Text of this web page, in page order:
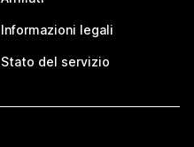
Informazioni legali
Stato del servizio